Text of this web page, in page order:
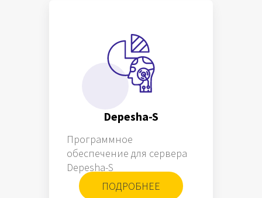
Depesha-S
Программное
обеспечение для сервера
Depesha-S
ПОДРОБНЕЕ